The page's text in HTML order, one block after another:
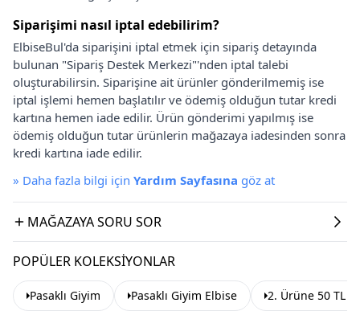
Siparişimi nasıl iptal edebilirim?
ElbiseBul'da siparişini iptal etmek için sipariş detayında
bulunan "Sipariş Destek Merkezi"'nden iptal talebi
oluşturabilirsin. Siparişine ait ürünler gönderilmemiş ise
iptal işlemi hemen başlatılır ve ödemiş olduğun tutar kredi
kartına hemen iade edilir. Ürün gönderimi yapılmış ise
ödemiş olduğun tutar ürünlerin mağazaya iadesinden sonra
kredi kartına iade edilir.
» Daha fazla bilgi için Yardım Sayfasına göz at
MAĞAZAYA SORU SOR
POPÜLER KOLEKSIYONLAR
Pasaklı Giyim Pasaklı Giyim Elbise 2. Ürüne 50 TL